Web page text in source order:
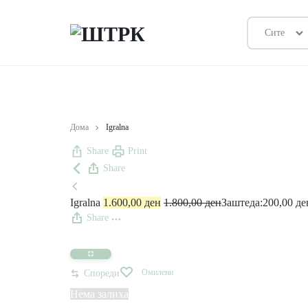
Сите
Дома Igralna
Share
Print
Share
Igralna 1.600,00 ден 1.800,00денЗаштеда:200,00
Share
Спореди Омилени
Нема залиха